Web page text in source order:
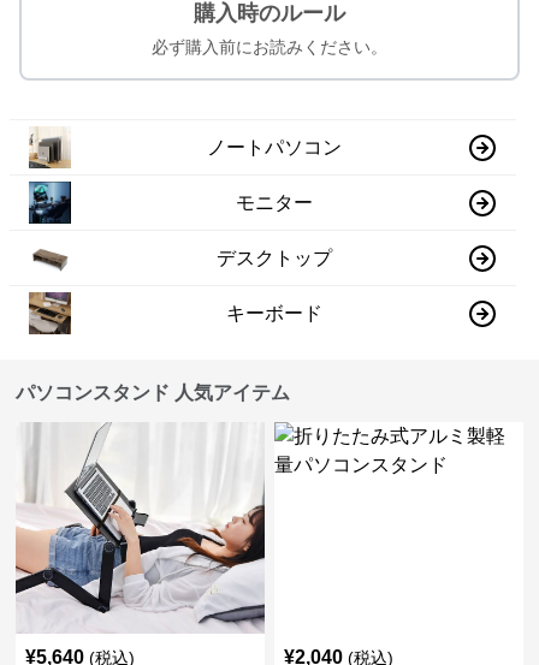
購入時のルール
必ず購入前にお読みください。
ノートパソコン
モニター
デスクトップ
キーボード
パソコンスタンド 人気アイテム
¥5,640 (税込) ¥2,040 (税込)